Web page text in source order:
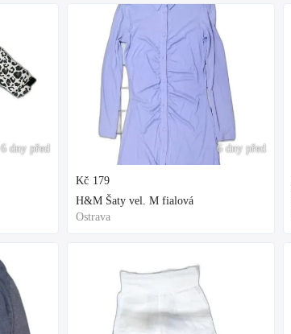
6 dny před 6 dny před
Kč 179
H&M Šaty vel. M fialová
Ostrava